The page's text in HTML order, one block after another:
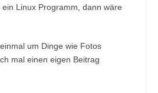
Linux Programm, dann wäre
um Dinge wie Fotos
mal einen eigen Beitrag